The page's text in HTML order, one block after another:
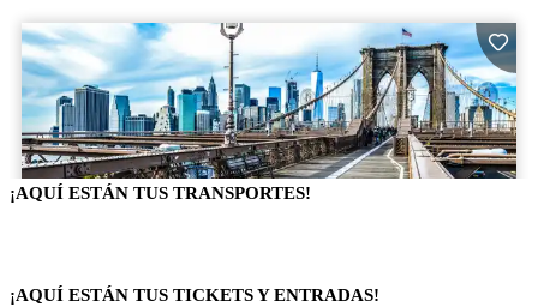
¡AQUÍ ESTÁN TUS TRANSPORTES!
¡AQUÍ ESTÁN TUS TICKETS Y ENTRADAS!